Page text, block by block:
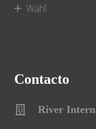
Wahl
Contacto
River